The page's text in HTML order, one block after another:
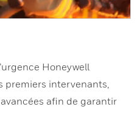
Honeywell
premiers intervenants,
afin de garantir